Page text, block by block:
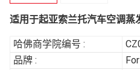
适用于起亚索兰托汽车空调蒸
哈佛商学院编号 :
品牌 :